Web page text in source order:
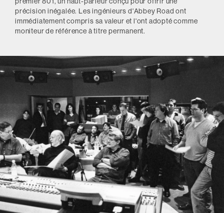
précision inégalée. Les ingénieurs d'Abbey Road ont
immédiatement compris sa valeur et l'ont adopté comme
moniteur de référence à titre permanent.